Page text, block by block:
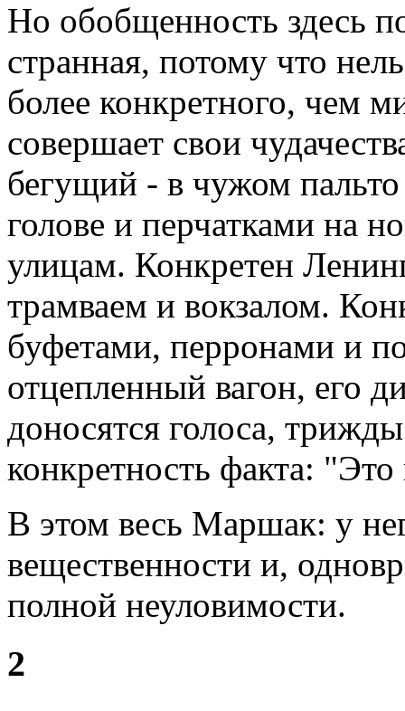
Но обобщенность здесь
странная, потому что
более конкретного, чем
совершает свои
бегущий - в чужом
голове и перчатками на
улицам. Конкретен
трамваем и вокзалом.
буфетами, перронами и
отцепленный вагон, его
доносятся голоса,
конкретность факта:
В этом весь Маршак: у
вещественности и,
полной неуловимости.
2